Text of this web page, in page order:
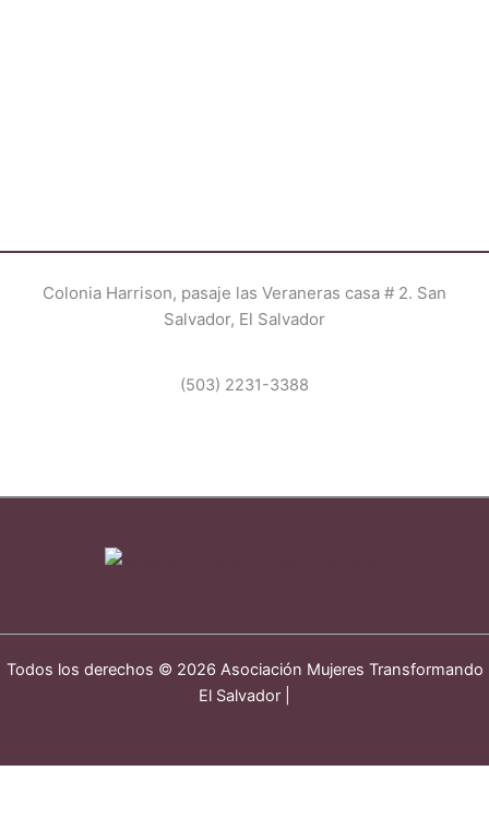
Colonia Harrison, pasaje las Veraneras casa # 2. San
Salvador, El Salvador
(503) 2231-3388
Todos los derechos © 2026 Asociación Mujeres Transformando
El Salvador |